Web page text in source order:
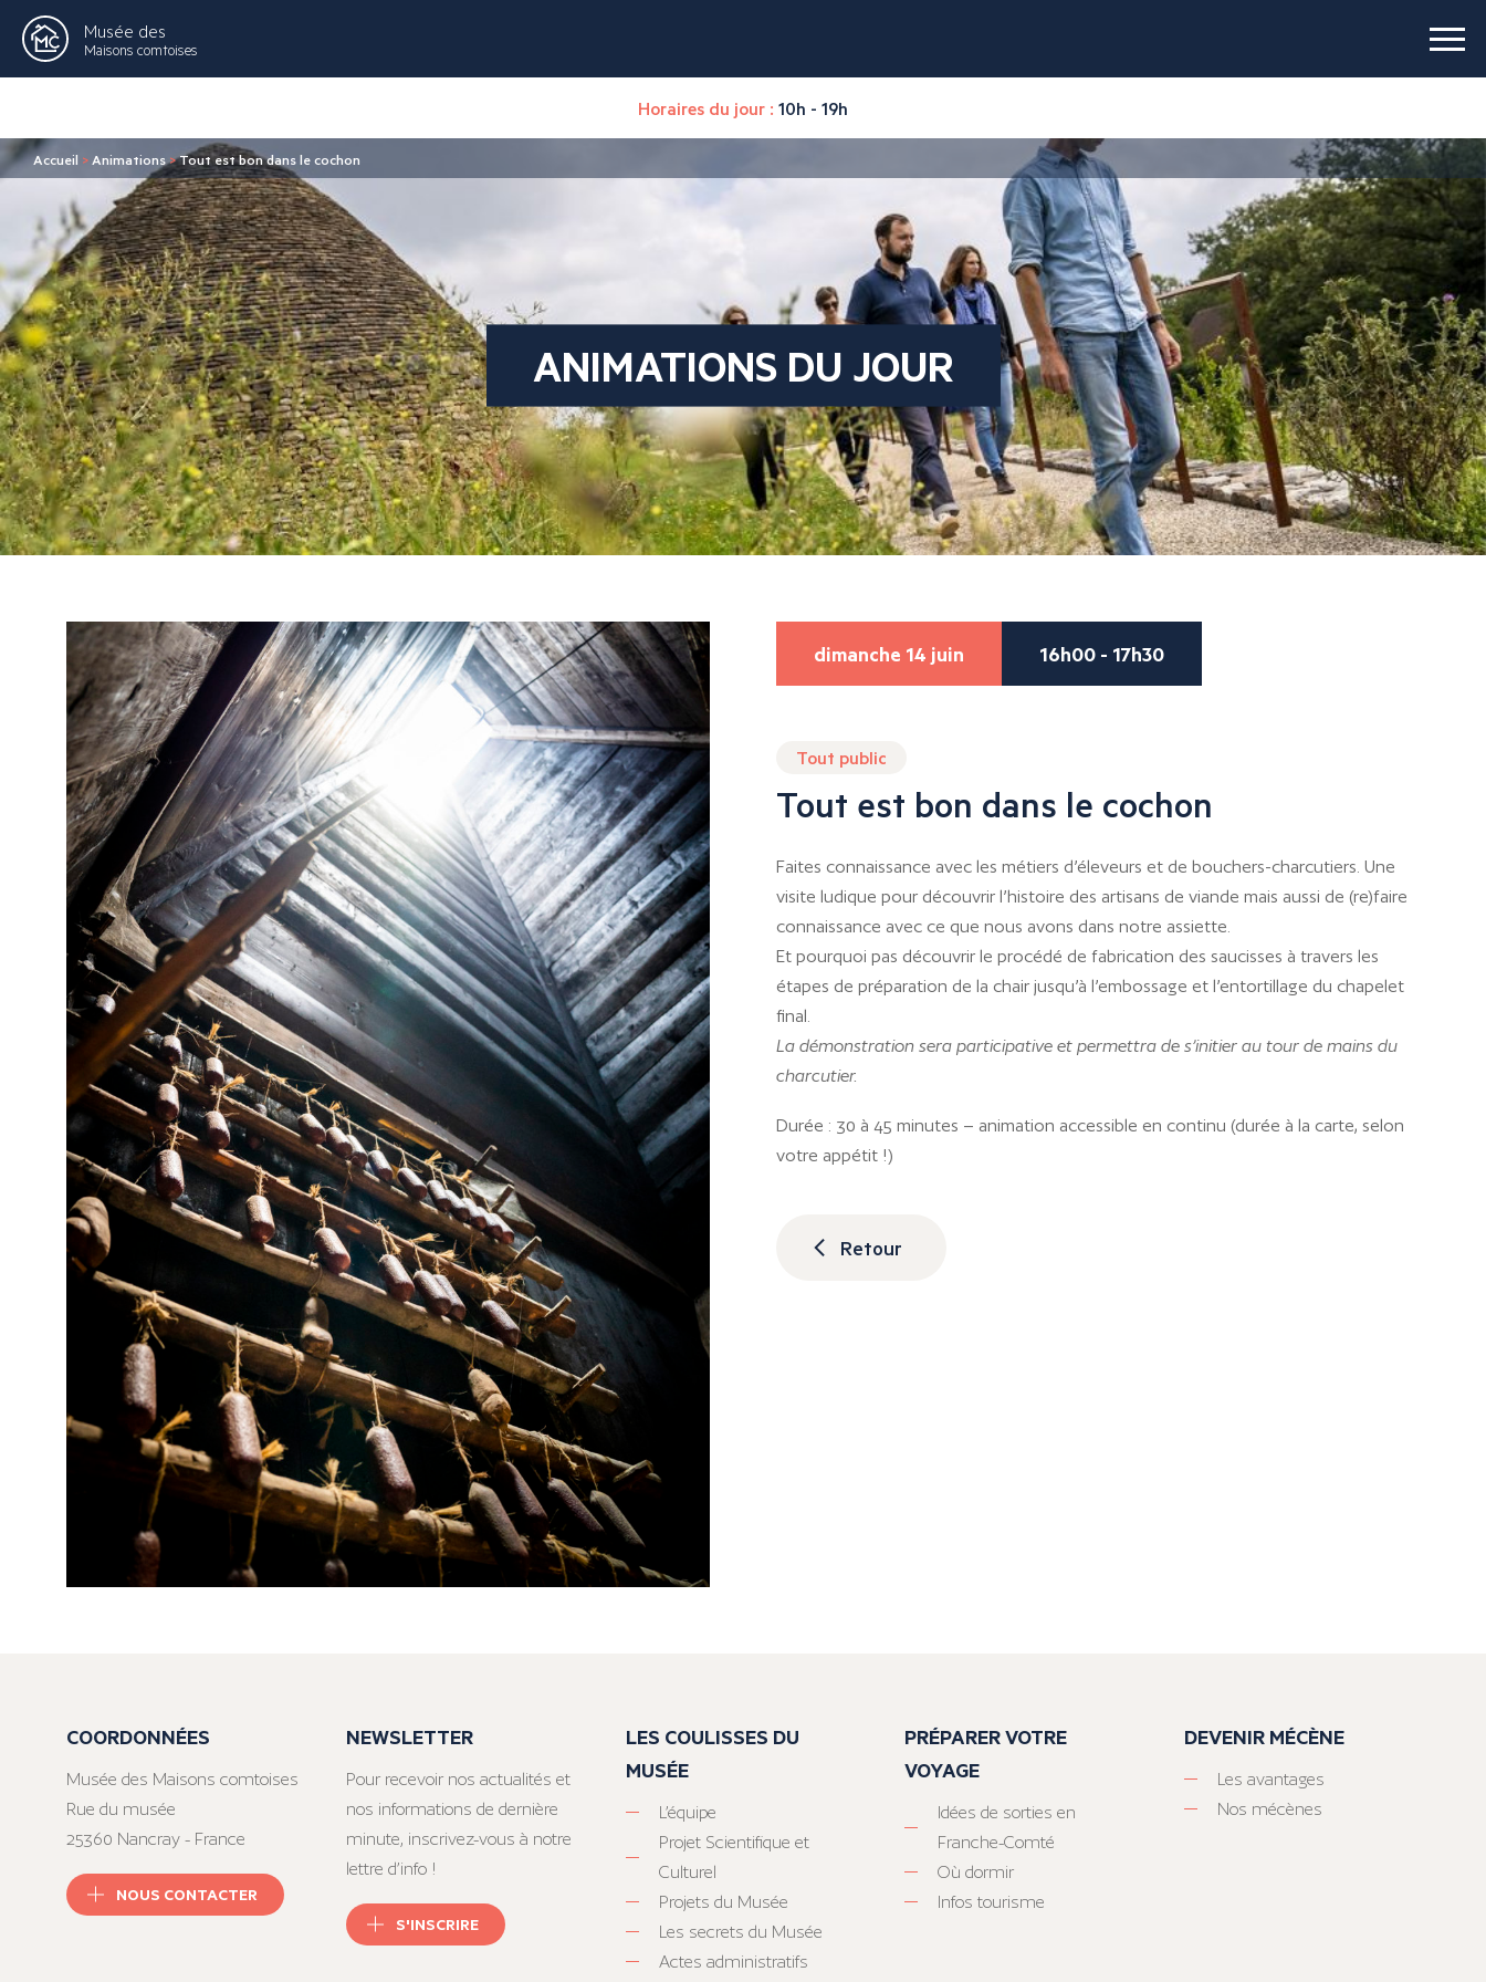
Musée des
Maisons comtoises
Horaires du jour : 10h - 19h
Accueil > Animations>Tout est bon dans le cochon
ANIMATIONS DU JOUR
dimanche 14 juin 16h00 - 17h30
Tout public
Tout est bon dans le cochon
Faites connaissance avec les métiers d’éleveurs et de bouchers-charcutiers. Une
visite ludique pour découvrir l’histoire des artisans de viande mais aussi de (re)faire
connaissance avec ce que nous avons dans notre assiette.
Et pourquoi pas découvrir le procédé de fabrication des saucisses à travers les
étapes de préparation de la chair jusqu’à l’embossage et l’entortillage du chapelet
final.
La démonstration sera participative et permettra de s’initier au tour de mains du
charcutier.
Durée : 30 à 45 minutes – animation accessible en continu (durée à la carte, selon
votre appétit !)
Retour
COORDONNÉES
Musée des Maisons comtoises
Rue du musée
25360 Nancray - France
NOUS CONTACTER
NEWSLETTER
Pour recevoir nos actualités et
nos informations de dernière
minute, inscrivez-vous à notre
lettre d’info !
S'INSCRIRE
LES COULISSES DU
MUSÉE
L’équipe
Projet Scientifique et
Culturel
Projets du Musée
Les secrets du Musée
Actes administratifs
PRÉPARER VOTRE
VOYAGE
Idées de sorties en
Franche-Comté
Où dormir
Infos tourisme
DEVENIR MÉCÈNE
Les avantages
Nos mécènes